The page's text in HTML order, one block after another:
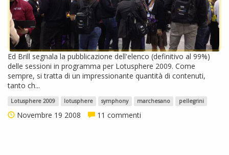
Ed Brill segnala la pubblicazione dell'elenco (definitivo al 99%)
delle sessioni in programma per Lotusphere 2009. Come
sempre, si tratta di un impressionante quantità di contenuti,
tanto ch...
Lotusphere 2009 lotusphere symphony marchesano pellegrini
Novembre 19 2008 11 commenti